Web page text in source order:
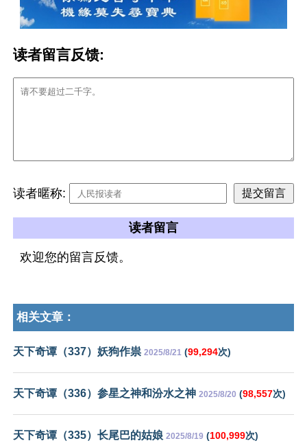
读者留言反馈:
读者暱称:
读者留言
欢迎您的留言反馈。
相关文章：
天下奇谭（337）妖狗作祟 2025/8/21 (99,294次)
天下奇谭（336）参星之神和汾水之神 2025/8/20 (98,557次)
天下奇谭（335）长尾巴的姑娘 2025/8/19 (100,999次)